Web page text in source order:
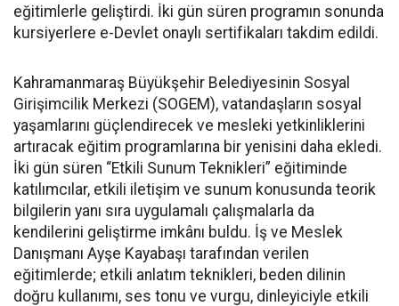
eğitimlerle geliştirdi. İki gün süren programın sonunda
kursiyerlere e-Devlet onaylı sertifikaları takdim edildi.
Kahramanmaraş Büyükşehir Belediyesinin Sosyal
Girişimcilik Merkezi (SOGEM), vatandaşların sosyal
yaşamlarını güçlendirecek ve mesleki yetkinliklerini
artıracak eğitim programlarına bir yenisini daha ekledi.
İki gün süren “Etkili Sunum Teknikleri” eğitiminde
katılımcılar, etkili iletişim ve sunum konusunda teorik
bilgilerin yanı sıra uygulamalı çalışmalarla da
kendilerini geliştirme imkânı buldu. İş ve Meslek
Danışmanı Ayşe Kayabaşı tarafından verilen
eğitimlerde; etkili anlatım teknikleri, beden dilinin
doğru kullanımı, ses tonu ve vurgu, dinleyiciyle etkili